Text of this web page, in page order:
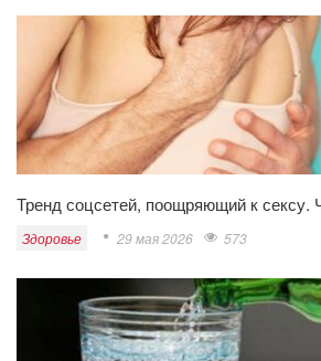
Тренд соцсетей, поощряющий к сексу.
Здоровье 29 мая 2026 573